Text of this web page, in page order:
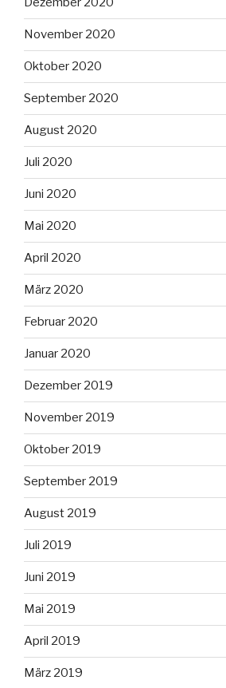
November 2020
Oktober 2020
September 2020
August 2020
Juli 2020
Juni 2020
Mai 2020
April 2020
März 2020
Februar 2020
Januar 2020
Dezember 2019
November 2019
Oktober 2019
September 2019
August 2019
Juli 2019
Juni 2019
Mai 2019
April 2019
März 2019